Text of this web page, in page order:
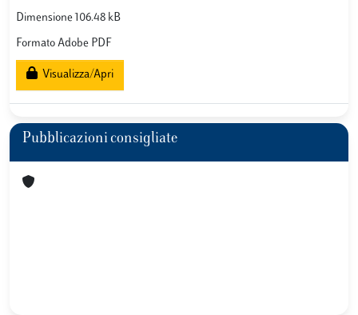
Dimensione 106.48 kB
Formato Adobe PDF
Visualizza/Apri
Pubblicazioni consigliate